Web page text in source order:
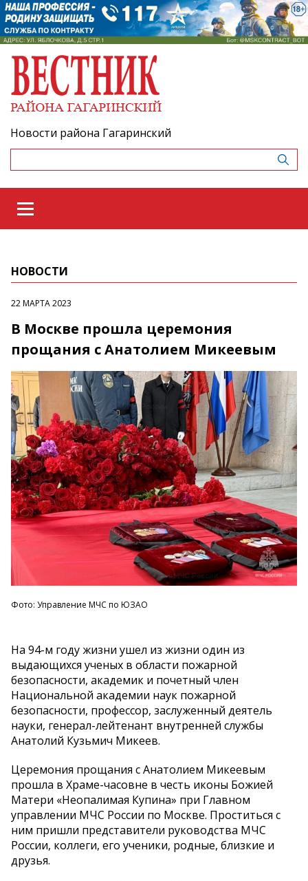
Новости района Гагаринский
НОВОСТИ
22 МАРТА 2023
В Москве прошла церемония
прощания с Анатолием Микеевым
Фото: Управление МЧС по ЮЗАО
На 94-м году жизни ушел из жизни один из
выдающихся ученых в области пожарной
безопасности, академик и почетный член
Национальной академии наук пожарной
безопасности, профессор, заслуженный деятель
науки, генерал-лейтенант внутренней службы
Анатолий Кузьмич Микеев.
Церемония прощания с Анатолием Микеевым
прошла в Храме-часовне в честь иконы Божией
Матери «Неопалимая Купина» при Главном
управлении МЧС России по Москве. Проститься с
ним пришли представители руководства МЧС
России, коллеги, его ученики, родные, близкие и
друзья.